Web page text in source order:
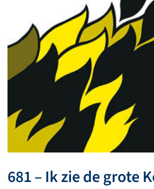
681 – Ik zie de grote